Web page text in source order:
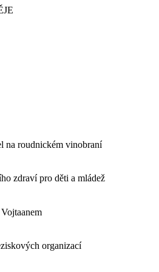
na roudnickém vinobraní
zdraví pro děti a mládež
organizací